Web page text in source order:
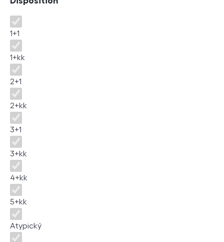
Disposition
1+1
1+kk
2+1
2+kk
3+1
3+kk
4+kk
5+kk
Atypický